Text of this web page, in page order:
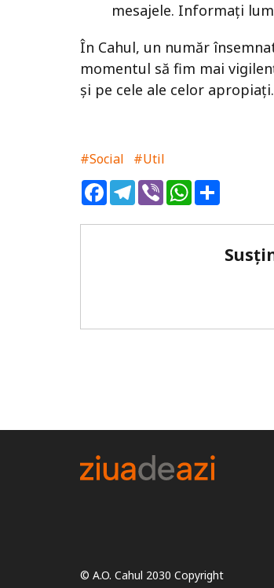
mesajele. Informați
În Cahul, un număr
momentul să fim mai
și pe cele ale celor apropiați.
#Social
#Util
FacebookTelegram
ViberWhatsApp
© A.O. Cahul 2030 Copyright